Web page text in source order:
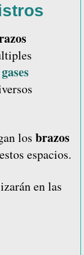
gases
los brazos
espacios.
en las